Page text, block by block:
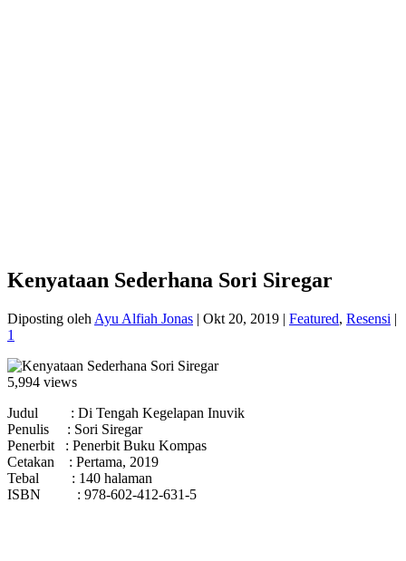
Kenyataan Sederhana Sori Siregar
Diposting oleh Ayu Alfiah Jonas | Okt 20, 2019 | Featured, Resensi |
1
5,994 views
Judul : Di Tengah Kegelapan Inuvik
Penulis : Sori Siregar
Penerbit : Penerbit Buku Kompas
Cetakan : Pertama, 2019
Tebal : 140 halaman
ISBN : 978-602-412-631-5